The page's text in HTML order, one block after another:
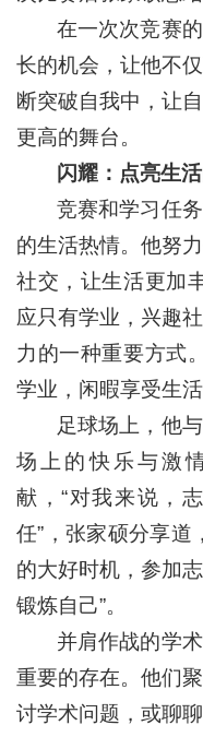
在一次次竞赛
长的机会，让他不
断突破自我中，让
更高的舞台。
闪耀：点亮生
竞赛和学习任
的生活热情。他努
社交，让生活更加
应只有学业，兴趣
力的一种重要方式
学业，闲暇享受生
足球场上，他
场上的快乐与激
献，“对我来说，
任”，张家硕分享道
的大好时机，参加
锻炼自己”。
并肩作战的学
重要的存在。他们
讨学术问题，或聊